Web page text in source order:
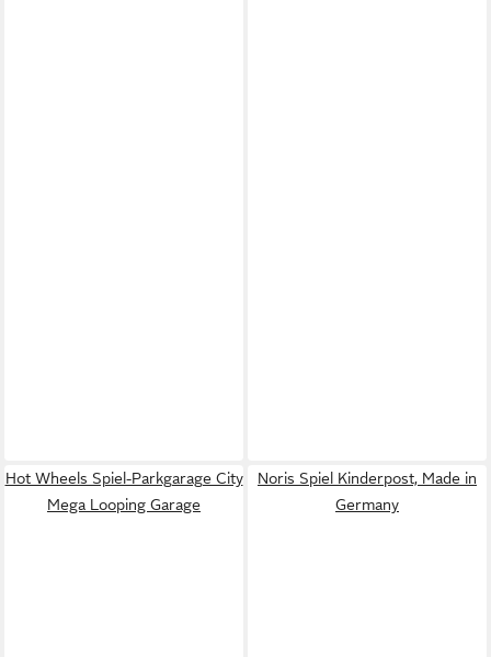
Hot Wheels Spiel-Parkgarage City
Mega Looping Garage
Noris Spiel Kinderpost, Made in
Germany